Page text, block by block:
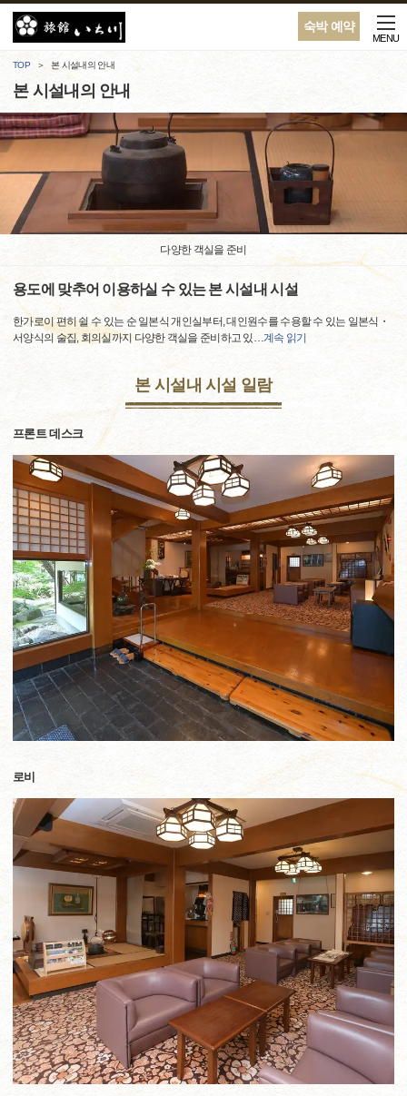
숙박 예약
MENU
TOP 본 시설내의 안내
본 시설내의 안내
다양한 객실을 준비
용도에 맞추어 이용하실 수 있는 본 시설내 시설
한가로이 편히 쉴 수 있는 순 일본식 개인실부터, 대인원수를 수용할 수 있는 일본식・
서양식의 술집, 회의실까지 다양한 객실을 준비하고 있…계속 읽기
본 시설내 시설 일람
프론트 데스크
로비